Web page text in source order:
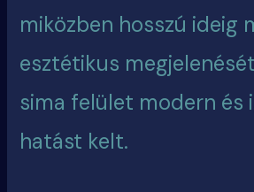
miközben hosszú ideig
esztétikus
sima felület modern és
hatást kelt.